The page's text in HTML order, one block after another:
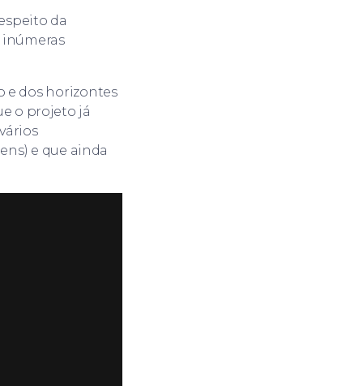
da
inúmeras
e dos horizontes
o projeto já
e que ainda